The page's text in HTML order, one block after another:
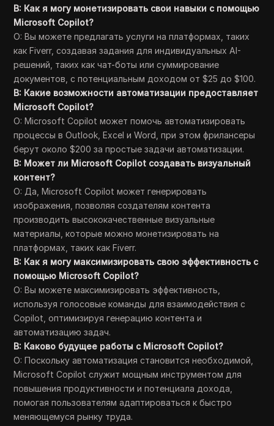
В: Как я могу монетизировать свои навыки с помощью
Microsoft Copilot?
О: Вы можете предлагать услуги на платформах, таких
как Fiverr, создавая задания для индивидуальных AI-
решений, таких как чат-боты или суммирование
документов, с потенциальным доходом от $25 до $100.
В: Какие возможности автоматизации предоставляет
Microsoft Copilot?
О: Microsoft Copilot может помочь автоматизировать
процессы в Outlook, Excel и Word, при этом фрилансеры
берут около $200 за простые задачи автоматизации.
В: Может ли Microsoft Copilot создавать визуальный
контент?
О: Да, Microsoft Copilot может генерировать
изображения, позволяя создателям контента
производить высококачественные визуальные
материалы, которые можно монетизировать на
платформах, таких как Fiverr.
В: Как я могу максимизировать свою эффективность с
помощью Microsoft Copilot?
О: Вы можете максимизировать эффективность,
используя голосовые команды для взаимодействия с
Copilot, оптимизируя генерацию контента и
автоматизацию задач.
В: Каково будущее работы с Microsoft Copilot?
О: Поскольку автоматизация становится необходимой,
Microsoft Copilot служит мощным инструментом для
повышения продуктивности и потенциала дохода,
помогая пользователям адаптироваться к быстро
меняющемуся рынку труда.